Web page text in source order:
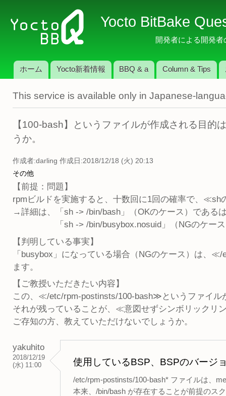
イ
コ
テ
ツ
に
移
Yocto BitBake
開発者による開発
メインメニュー
ホーム Yocto新着情報 BBQ & a Column & Tips
This service is available only in Japanese-
【100-bash】というファイルが作成される目的
うか。
作成者:darling 作成日:2018/12/18 (火) 20:13
その他
【前提：問題】
rpmビルドを実施すると、十数回に1回の確率で、
→詳細は、「sh -> /bin/bash」（OKのケース）である
「sh -> /bin/busybox.nosuid」（NGのケース
【判明している事実】
「busybox」になっている場合（NGのケース）は、
ます。
【ご教授いただきたい内容】
この、≪/etc/rpm-postinsts/100-bash≫というファイル
それが残っていることが、≪意図せずシンボリックリ
ご存知の方、教えていただけないでしょうか。
yakuhito
2018/12/19
(水) 11:00
使用しているBSP、BSPのバージ
/etc/rpm-postinsts/100-bash* ファイルは、
本来、/bin/bash が存在することが前提のス